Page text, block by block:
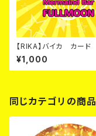
【RIKA】バイカ カード
¥1,000
同じカテゴリの商品